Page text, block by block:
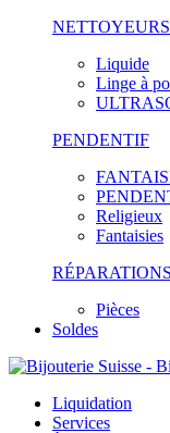
NETTOYEURS
Liquide
Linge à
PENDENTIF
Religieux
Fantaisies
RÉPARATIONS
Pièces
Soldes
Liquidation
Services